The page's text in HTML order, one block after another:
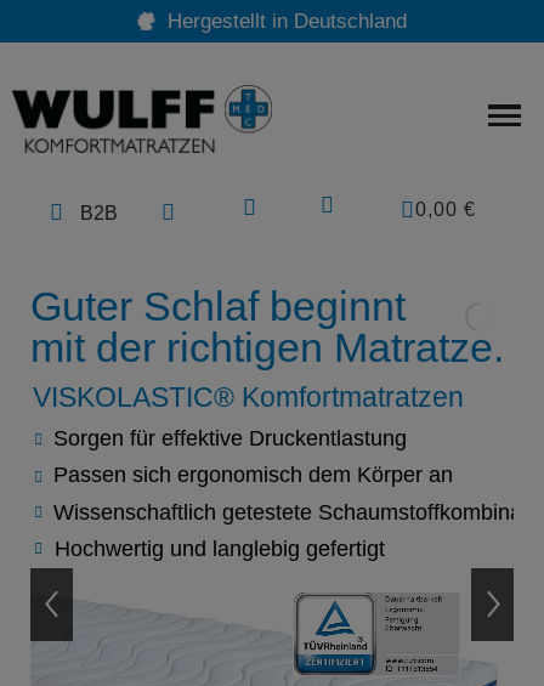
Hergestellt in Deutschland
0,00 €
B2B
Guter Schlaf beginnt
mit der richtigen Matratze.
Hochwertig und langlebig gefertigt
Passen sich ergonomisch dem Körper an
Wissenschaftlich getestete
Sorgen für effektive Druckentlastung
VISKOLASTIC® Komfortmatratzen